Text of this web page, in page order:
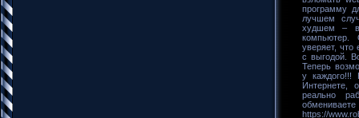
программу
лучшем
худшем –
уверяет, что
с выгодой.
Теперь
у каждого!!!
Интернете,
реально
https://